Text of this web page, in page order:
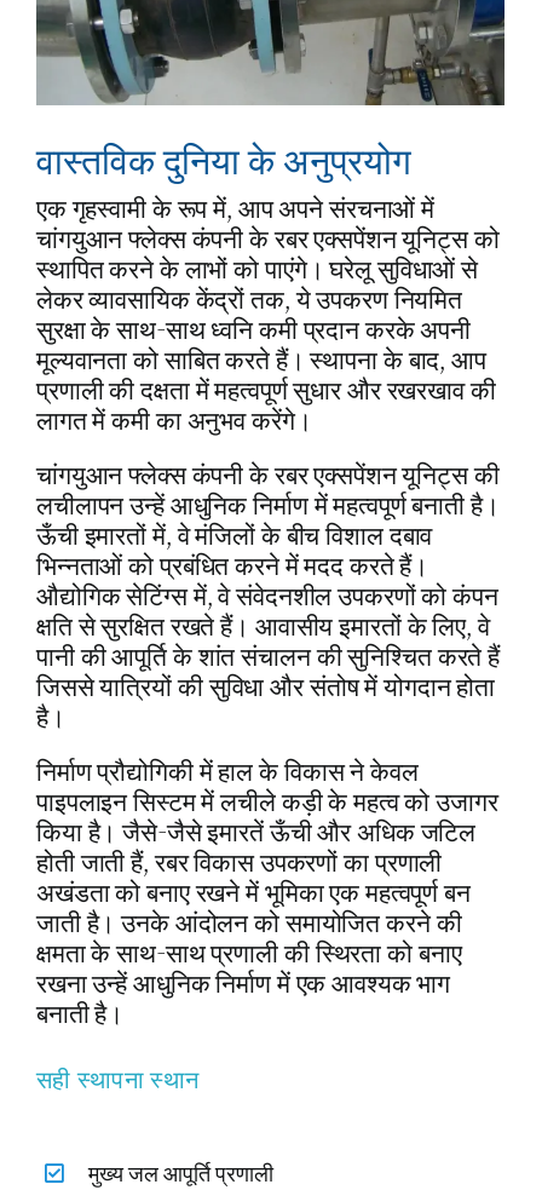
वास्तविक दुनिया के अनुप्रयोग
एक गृहस्वामी के रूप में, आप अपने संरचनाओं में
चांगयुआन फ्लेक्स कंपनी के रबर एक्सपेंशन यूनिट्स को
स्थापित करने के लाभों को पाएंगे। घरेलू सुविधाओं से
लेकर व्यावसायिक केंद्रों तक, ये उपकरण नियमित
सुरक्षा के साथ-साथ ध्वनि कमी प्रदान करके अपनी
मूल्यवानता को साबित करते हैं। स्थापना के बाद, आप
प्रणाली की दक्षता में महत्वपूर्ण सुधार और रखरखाव की
लागत में कमी का अनुभव करेंगे।
चांगयुआन फ्लेक्स कंपनी के रबर एक्सपेंशन यूनिट्स की
लचीलापन उन्हें आधुनिक निर्माण में महत्वपूर्ण बनाती है।
ऊँची इमारतों में, वे मंजिलों के बीच विशाल दबाव
भिन्नताओं को प्रबंधित करने में मदद करते हैं।
औद्योगिक सेटिंग्स में, वे संवेदनशील उपकरणों को कंपन
क्षति से सुरक्षित रखते हैं। आवासीय इमारतों के लिए, वे
पानी की आपूर्ति के शांत संचालन की सुनिश्चित करते हैं
जिससे यात्रियों की सुविधा और संतोष में योगदान होता
है।
निर्माण प्रौद्योगिकी में हाल के विकास ने केवल
पाइपलाइन सिस्टम में लचीले कड़ी के महत्व को उजागर
किया है। जैसे-जैसे इमारतें ऊँची और अधिक जटिल
होती जाती हैं, रबर विकास उपकरणों का प्रणाली
अखंडता को बनाए रखने में भूमिका एक महत्वपूर्ण बन
जाती है। उनके आंदोलन को समायोजित करने की
क्षमता के साथ-साथ प्रणाली की स्थिरता को बनाए
रखना उन्हें आधुनिक निर्माण में एक आवश्यक भाग
बनाती है।
सही स्थापना स्थान
मुख्य जल आपूर्ति प्रणाली